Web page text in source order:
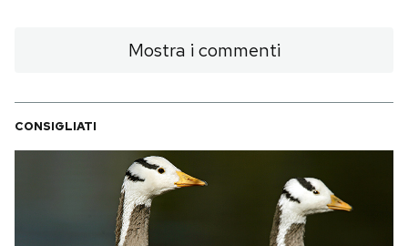
Mostra i commenti
CONSIGLIATI